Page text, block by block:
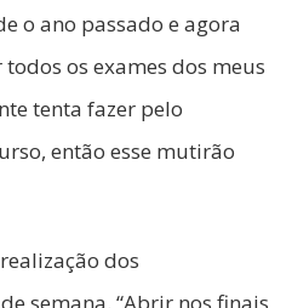
o ano passado e agora
os exames dos meus
tenta fazer pelo
então esse mutirão
dos